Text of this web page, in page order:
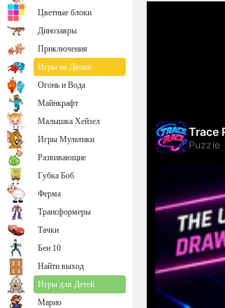
Цветные блоки
Динозавры
Приключения
Игры на Двоих
Огонь и Вода
Майнкрафт
Малышка Хейзел
Игры Мультики
Развивающие
Губка Боб
Ферма
Трансформеры
Тачки
Бен 10
Найти выход
Игры для Детей
Марио